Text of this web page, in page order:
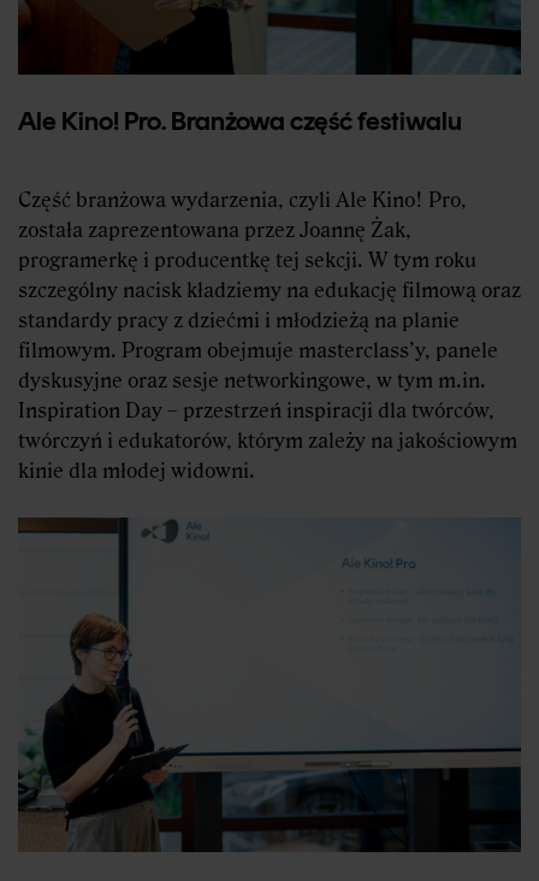
Ale Kino! Pro. Branżowa część festiwalu
Część branżowa wydarzenia, czyli Ale Kino! Pro,
została zaprezentowana przez Joannę Żak,
programerkę i producentkę tej sekcji. W tym roku
szczególny nacisk kładziemy na edukację filmową oraz
standardy pracy z dziećmi i młodzieżą na planie
filmowym. Program obejmuje masterclass’y, panele
dyskusyjne oraz sesje networkingowe, w tym m.in.
Inspiration Day – przestrzeń inspiracji dla twórców,
twórczyń i edukatorów, którym zależy na jakościowym
kinie dla młodej widowni.